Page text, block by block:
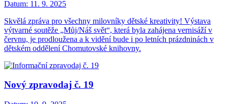
Datum: 11. 9. 2025
Skvělá zpráva pro všechny milovníky dětské kreativity! Výstava
výtvarné soutěže „Můj/Náš svět“, která byla zahájena vernisáží v
červnu, je prodloužena a k vidění bude i po letních prázdninách v
dětském oddělení Chomutovské knihovny.
Nový zpravodaj č. 19